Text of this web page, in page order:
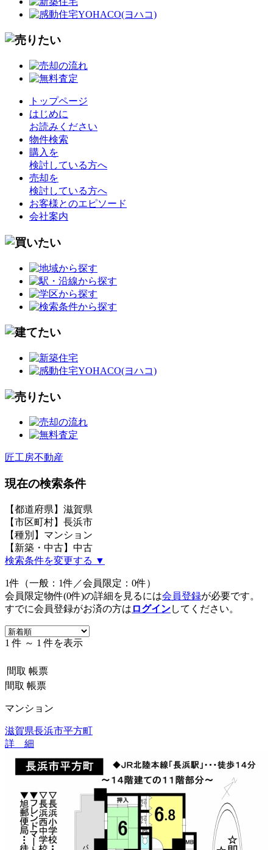
トップページ
はじめに
お読みください
物件検索
購入を
検討している方へ
売却を
検討している方へ
お客様とのエピソード
会社案内
匠工房不動産
現在の検索条件
【都道府県】滋賀県
【市区町村】長浜市
【種別】マンション
【新築・中古】中古
検索条件を変更する ▼
1件（一般：1件／会員限定：0件）
会員限定物件(0件)の詳細を見るには会員登録が必要です。
すでに会員登録がお済の方は ログインしてください。
1 件 ～ 1 件を表示
間取 帳票
間取 帳票
マンション
滋賀県長浜市平方町
詳 細